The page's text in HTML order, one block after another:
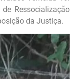
Ressocialização
da Justiça.